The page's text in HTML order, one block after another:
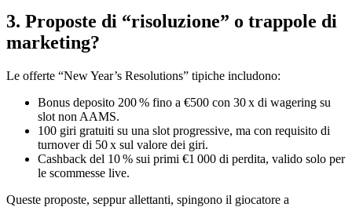
3. Proposte di “risoluzione” o trappole di
marketing?
Le offerte “New Year’s Resolutions” tipiche includono:
Bonus deposito 200 % fino a €500 con 30 x di wagering su
slot non AAMS.
100 giri gratuiti su una slot progressive, ma con requisito di
turnover di 50 x sul valore dei giri.
Cashback del 10 % sui primi €1 000 di perdita, valido solo per
le scommesse live.
Queste proposte, seppur allettanti, spingono il giocatore a